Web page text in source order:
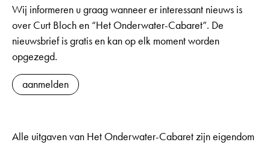
Wij informeren u graag wanneer er interessant nieuws is
over Curt Bloch en “Het Onderwater-Cabaret”. De
nieuwsbrief is gratis en kan op elk moment worden
opgezegd.
aanmelden
Alle uitgaven van Het Onderwater-Cabaret zijn eigendom